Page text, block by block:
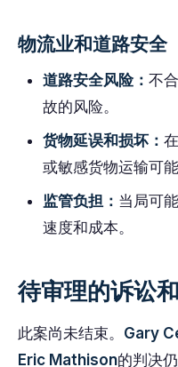
物流业和道路安全
道路安全风险： 不
故的风险。
货物延误和损坏：
或敏感货物运输可
监管负担： 当局可
速度和成本。
待审理的诉讼
此案尚未结束。 Gary
Eric Mathison的判决